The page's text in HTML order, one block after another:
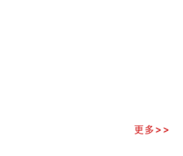
風水擺設？門中門風水解方？
有哪些？五行属水的汉字大全
？手指长短能看出什么？
風水十大禁忌
法
更多>>